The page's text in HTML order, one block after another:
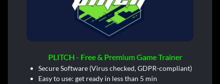
PLITCH - Free & Premium Game Trainer
Secure Software (Virus checked, GDPR-compliant)
Easy to use: get ready in less than 5 min